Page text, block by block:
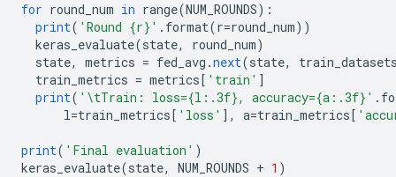
for round_num in range(NUM_ROUNDS):
print( 'Round {r}' . format(r=round_num))
keras_evaluate(state, round_num)
state, metrics = fed_avg .next(state,
train_metrics = metrics[ 'train' ]
print( '\tTrain: loss={l:.3f}, accuracy={a:.3f}' .
l=train_metrics[ 'loss' ], a=train_metrics[
print( 'Final evaluation' )
keras_evaluate(state, NUM_ROUNDS + 1 )